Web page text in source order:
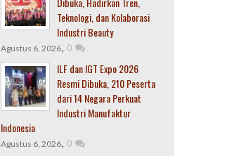
Teknologi, dan Kolaborasi
Industri Beauty
Agustus 6, 2026, 0
ILF dan IGT Expo 2026
Resmi Dibuka, 210 Peserta
dari 14 Negara Perkuat
Industri Manufaktur
Indonesia
Agustus 6, 2026, 0